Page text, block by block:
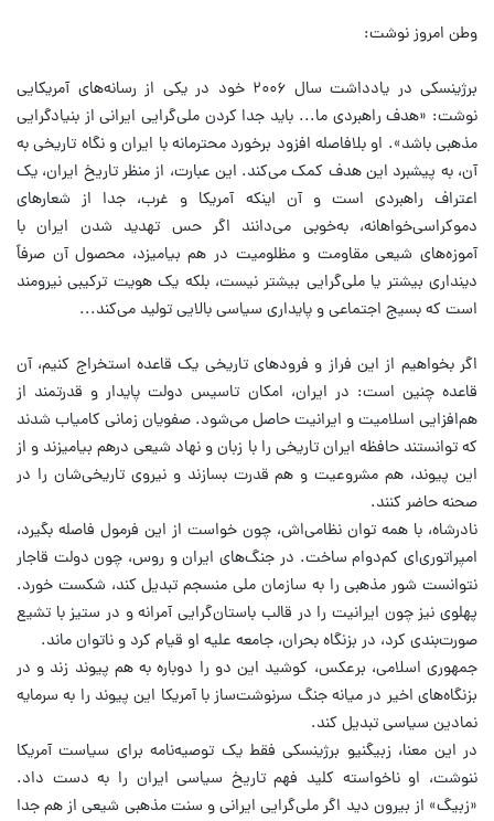
وطن امروز نوشت:
برژینسکی در یادداشت سال ۲۰۰۶ خود در یکی از رسانه‌های آمریکایی
نوشت: «هدف راهبردی ما... باید جدا کردن ملی‌گرایی ایرانی از بنیادگرایی
مذهبی باشد». او بلافاصله افزود برخورد محترمانه با ایران و نگاه تاریخی به
آن، به پیشبرد این هدف کمک می‌کند. این عبارت، از منظر تاریخ ایران، یک
اعتراف راهبردی است و آن اینکه آمریکا و غرب، جدا از شعارهای
دموکراسی‌خواهانه، به‌خوبی می‌دانند اگر حس تهدید شدن ایران با
آموزه‌های شیعی مقاومت و مظلومیت در هم بیامیزد، محصول آن صرفاً
دینداری بیشتر یا ملی‌گرایی بیشتر نیست، بلکه یک هویت ترکیبی نیرومند
است که بسیج اجتماعی و پایداری سیاسی بالایی تولید می‌کند...
اگر بخواهیم از این فراز و فرودهای تاریخی یک قاعده استخراج کنیم، آن
قاعده چنین است: در ایران، امکان تاسیس دولت پایدار و قدرتمند از
هم‌افزایی اسلامیت و ایرانیت حاصل می‌شود. صفویان زمانی کامیاب شدند
که توانستند حافظه ایران تاریخی را با زبان و نهاد شیعی درهم بیامیزند و از
این پیوند، هم مشروعیت و هم قدرت بسازند و نیروی تاریخی‌شان را در
صحنه حاضر کنند.
نادرشاه، با همه توان نظامی‌اش، چون خواست از این فرمول فاصله بگیرد،
امپراتوری‌ای کم‌دوام ساخت. در جنگ‌های ایران و روس، چون دولت قاجار
نتوانست شور مذهبی را به سازمان ملی منسجم تبدیل کند، شکست خورد.
پهلوی نیز چون ایرانیت را در قالب باستان‌گرایی آمرانه و در ستیز با تشیع
صورت‌بندی کرد، در بزنگاه بحران، جامعه علیه او قیام کرد و ناتوان ماند.
جمهوری اسلامی، برعکس، کوشید این دو را دوباره به هم پیوند زند و در
بزنگاه‌های اخیر در میانه جنگ سرنوشت‌ساز با آمریکا این پیوند را به سرمایه
نمادین سیاسی تبدیل کند.
در این معنا، زبیگنیو برژینسکی فقط یک توصیه‌نامه برای سیاست آمریکا
ننوشت، او ناخواسته کلید فهم تاریخ سیاسی ایران را به دست داد.
«زبیگ» از بیرون دید اگر ملی‌گرایی ایرانی و سنت مذهبی شیعی از هم جدا